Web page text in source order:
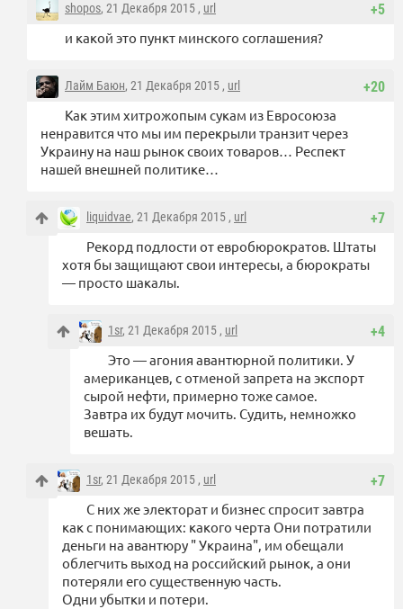
+5
shopos, 21 Декабря 2015 , url
и какой это пункт минского соглашения?
+20
Лайм Баюн, 21 Декабря 2015 , url
Как этим хитрожопым сукам из Евросоюза
ненравится что мы им перекрыли транзит через
Украину на наш рынок своих товаров… Респект
нашей внешней политике…
+7
liquidvae, 21 Декабря 2015 , url
Рекорд подлости от евробюрократов. Штаты
хотя бы защищают свои интересы, а бюрократы
— просто шакалы.
+4
1sr, 21 Декабря 2015 , url
Это — агония авантюрной политики. У
американцев, с отменой запрета на экспорт
сырой нефти, примерно тоже самое.
Завтра их будут мочить. Судить, немножко
вешать.
+7
1sr, 21 Декабря 2015 , url
С них же электорат и бизнес спросит завтра
как с понимающих: какого черта Они потратили
деньги на авантюру " Украина", им обещали
облегчить выход на российский рынок, а они
потеряли его существенную часть.
Одни убытки и потери.